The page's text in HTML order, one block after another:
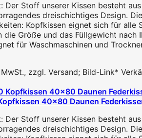
Der Stoff unserer Kissen besteht
dreischichtiges Design.
Kopfkissen eignet sich für alle
die Größe und das Füllgewicht
für Waschmaschinen und
zzgl. Versand; Bild-Link*
40x80 Daunen
Der Stoff unserer Kissen besteht
dreischichtiges Design.